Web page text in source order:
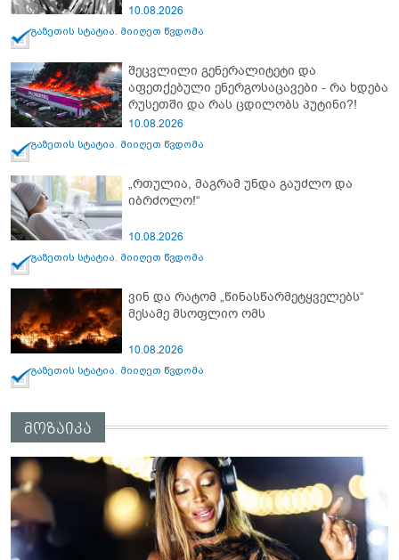
10.08.2026
გაზეთის სტატია. მიიღეთ წვდომა
შეცვლილი გენერალიტეტი და
აფეთქებული ენერგოსაცავები - რა ხდება
რუსეთში და რას ცდილობს პუტინი?!
10.08.2026
გაზეთის სტატია. მიიღეთ წვდომა
„რთულია, მაგრამ უნდა გაუძლო და
იბრძოლო!“
10.08.2026
გაზეთის სტატია. მიიღეთ წვდომა
ვინ და რატომ „წინასწარმეტყველებს“
მესამე მსოფლიო ომს
10.08.2026
გაზეთის სტატია. მიიღეთ წვდომა
მოზაიკა